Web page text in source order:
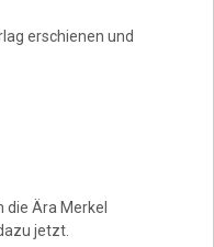
erschienen und
die Ära Merkel
jetzt.